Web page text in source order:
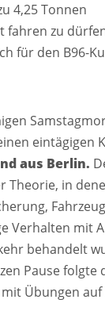
4,25 Tonnen
fahren zu
für den B96-
eintägigen
aus Berlin.
Theorie, in
Verhalten mit
behandelt
Pause folgte
Übungen auf